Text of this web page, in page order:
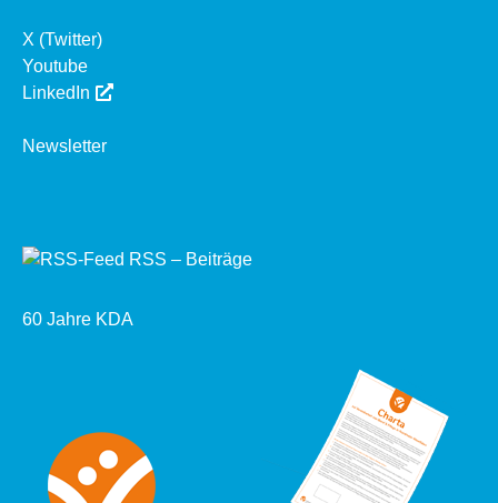
X (Twitter)
Youtube
LinkedIn
Newsletter
RSS – Beiträge
60 Jahre KDA